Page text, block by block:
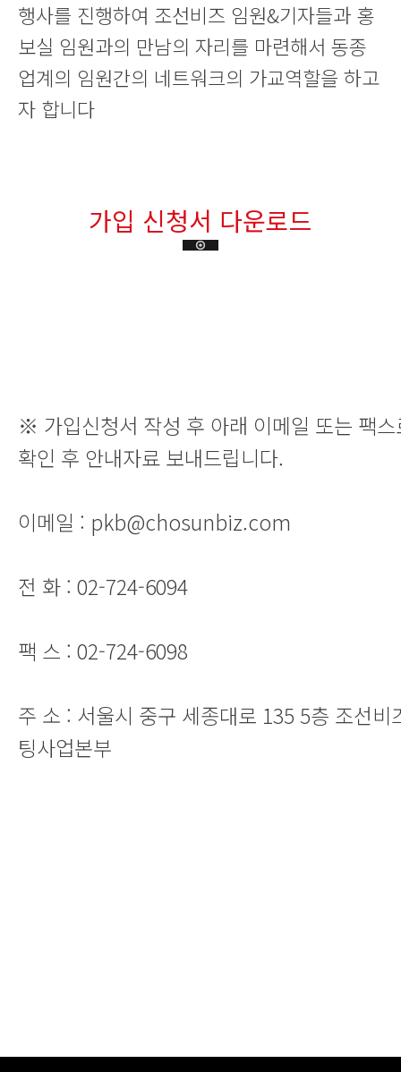
행사를 진행하여 조선비즈 임원&기자들과 홍
보실 임원과의 만남의 자리를 마련해서 동종
업계의 임원간의 네트워크의 가교역할을 하고
자 합니다
가입 신청서 다운로드
※ 가입신청서 작성 후 아래 이메일 또는 팩
확인 후 안내자료 보내드립니다.
이메일 : pkb@chosunbiz.com
전 화 : 02-724-6094
팩 스 : 02-724-6098
주 소 : 서울시 중구 세종대로 135 5층 조선비
팅사업본부